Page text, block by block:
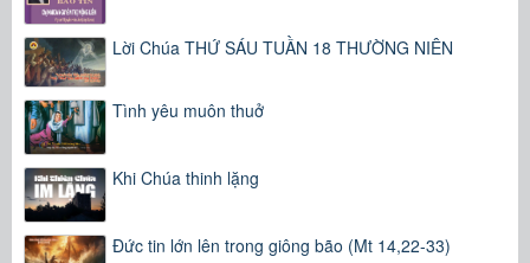
Lời Chúa THỨ SÁU TUẦN 18 THƯỜNG NIÊN
Tình yêu muôn thuở
Khi Chúa thinh lặng
Đức tin lớn lên trong giông bão (Mt 14,22-33)